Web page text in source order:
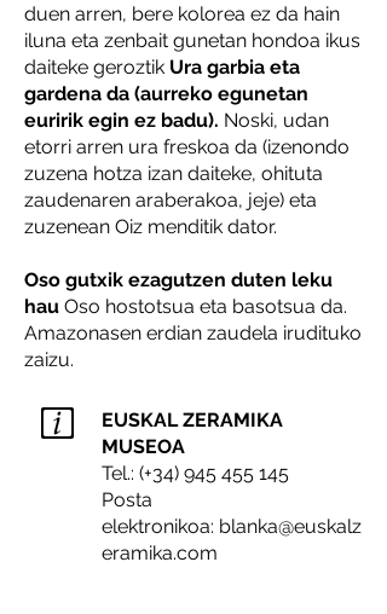
duen arren, bere kolorea ez da hain
iluna eta zenbait gunetan hondoa ikus
daiteke geroztik Ura garbia eta
gardena da (aurreko egunetan
euririk egin ez badu). Noski, udan
etorri arren ura freskoa da (izenondo
zuzena hotza izan daiteke, ohituta
zaudenaren araberakoa, jeje) eta
zuzenean Oiz menditik dator.
Oso gutxik ezagutzen duten leku
hau Oso hostotsua eta basotsua da.
Amazonasen erdian zaudela irudituko
zaizu.
EUSKAL ZERAMIKA
MUSEOA
Tel.: (+34) 945 455 145
Posta
elektronikoa: blanka@euskalz
eramika.com